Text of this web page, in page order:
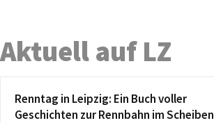
Aktuell auf LZ
Renntag in Leipzig: Ein Buch voller
Geschichten zur Rennbahn im